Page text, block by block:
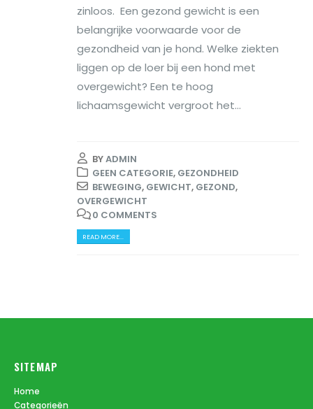
zinloos. Een gezond gewicht is een
belangrijke voorwaarde voor de
gezondheid van je hond. Welke ziekten
liggen op de loer bij een hond met
overgewicht? Een te hoog
lichaamsgewicht vergroot het...
BYADMIN
GEEN CATEGORIE, GEZONDHEID
BEWEGING, GEWICHT, GEZOND,
OVERGEWICHT
0 COMMENTS
READ MORE...
SITEMAP
Home
Categorieën